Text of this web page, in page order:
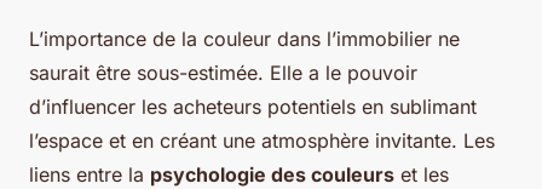
L’importance de la couleur dans l’immobilier ne
saurait être sous-estimée. Elle a le pouvoir
d’influencer les acheteurs potentiels en sublimant
l’espace et en créant une atmosphère invitante. Les
liens entre la psychologie des couleurs et les